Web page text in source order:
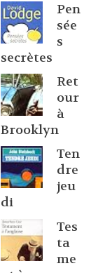
Pen
sée
s
secrètes
Ret
our
à
Brooklyn
Ten
dre
jeu
di
Tes
ta
me